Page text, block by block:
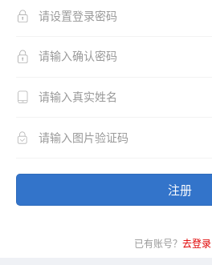
注册
已有账号？ 去登录